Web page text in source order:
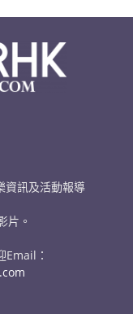
資訊及活動報導
片。
Email：